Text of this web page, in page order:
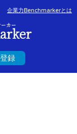
企業力Benchmarkerとは
カー
録